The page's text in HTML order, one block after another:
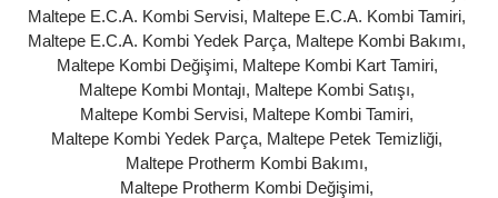
Maltepe E.C.A. Kombi Servisi, Maltepe E.C.A. Kombi Tamiri,
Maltepe E.C.A. Kombi Yedek Parça, Maltepe Kombi Bakımı,
Maltepe Kombi Değişimi, Maltepe Kombi Kart Tamiri,
Maltepe Kombi Montajı, Maltepe Kombi Satışı,
Maltepe Kombi Servisi, Maltepe Kombi Tamiri,
Maltepe Kombi Yedek Parça, Maltepe Petek Temizliği,
Maltepe Protherm Kombi Bakımı,
Maltepe Protherm Kombi Değişimi,